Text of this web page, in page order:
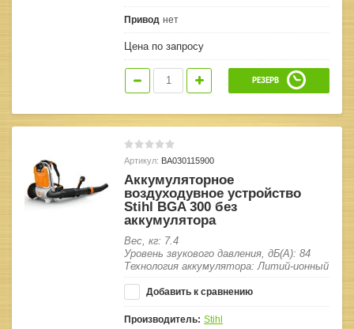
Привод нет
Цена по запросу
РЕЗЕРВ
Артикул: BA030115900
Аккумуляторное
воздуходувное устройство
Stihl BGA 300 без
аккумулятора
Вес, кг: 7.4
Уровень звукового давления, дБ(А): 84
Технология аккумулятора: Литий-ионный
Добавить к сравнению
Производитель: Stihl